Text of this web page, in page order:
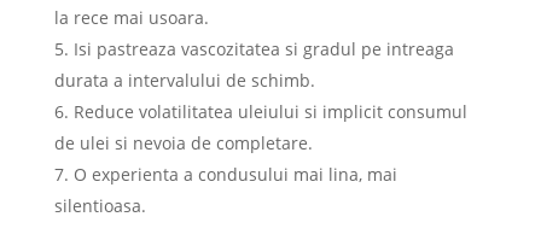
la rece mai usoara.
Isi pastreaza vascozitatea si gradul pe intreaga
durata a intervalului de schimb.
Reduce volatilitatea uleiului si implicit consumul
de ulei si nevoia de completare.
O experienta a condusului mai lina, mai
silentioasa.